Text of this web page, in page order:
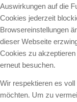
Auswirkungen auf die
Cookies jederzeit
Browsereinstellungen
dieser Webseite
Cookies zu
erneut besuchen.
Wir respektieren es
möchten. Um zu